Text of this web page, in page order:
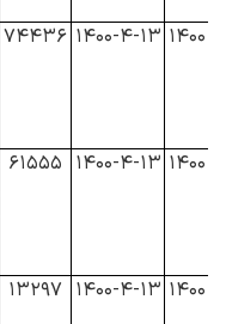
۱۴۰۰ ۱۴۰۰-۴-۱۳ ۷۴۴۳۶
۱۴۰۰ ۱۴۰۰-۴-۱۳ ۶۱۵۵۵
۱۴۰۰ ۱۴۰۰-۴-۱۳ ۱۳۲۹۷